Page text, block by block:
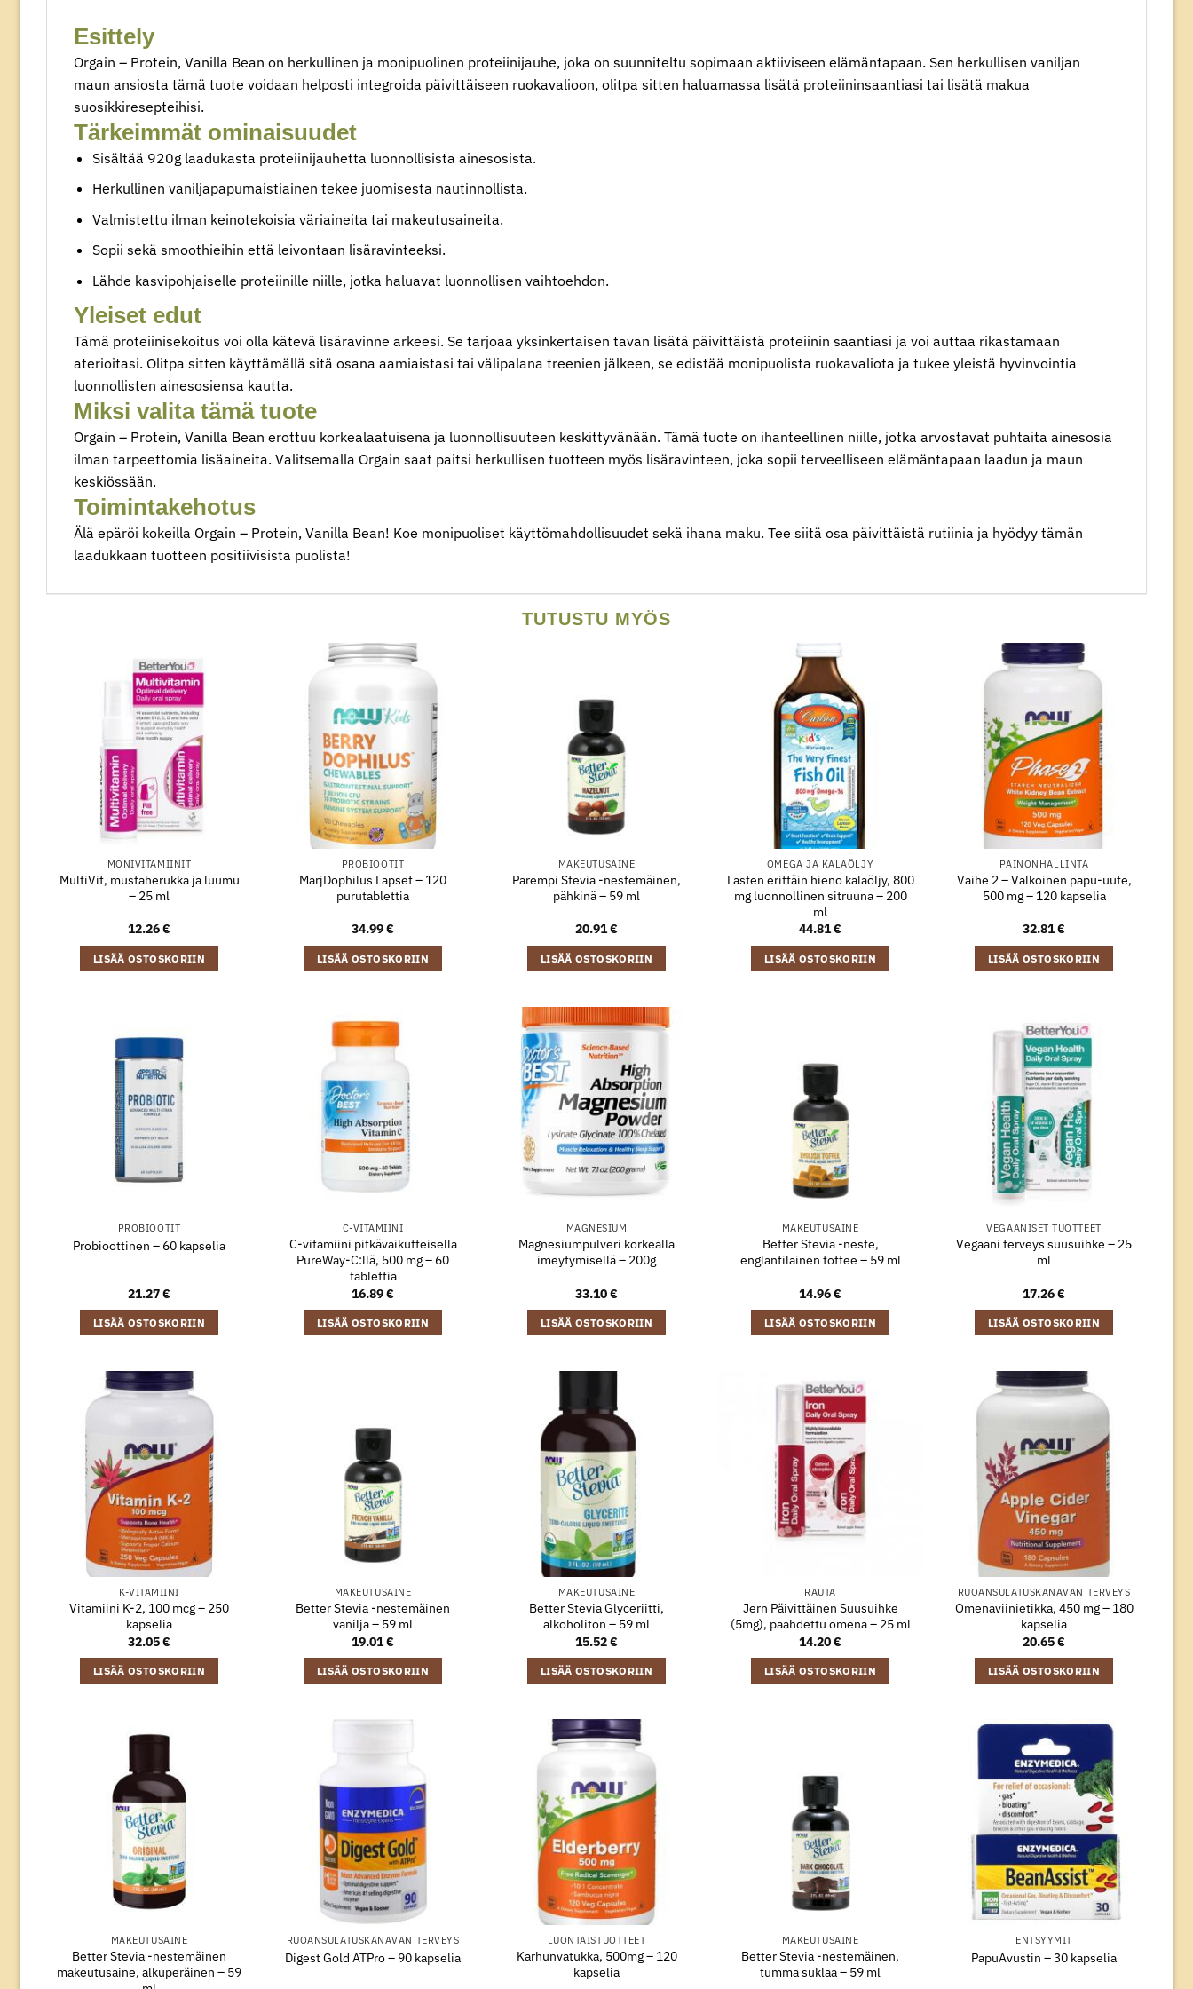
Esittely
Orgain – Protein, Vanilla Bean on herkullinen ja monipuolinen proteiinijauhe, joka on suunniteltu sopimaan aktiiviseen elämäntapaan. Sen herkullisen vaniljan
maun ansiosta tämä tuote voidaan helposti integroida päivittäiseen ruokavalioon, olitpa sitten haluamassa lisätä proteiininsaantiasi tai lisätä makua
suosikkiresepteihisi.
Tärkeimmät ominaisuudet
Sisältää 920g laadukasta proteiinijauhetta luonnollisista ainesosista.
Herkullinen vaniljapapumaistiainen tekee juomisesta nautinnollista.
Valmistettu ilman keinotekoisia väriaineita tai makeutusaineita.
Sopii sekä smoothieihin että leivontaan lisäravinteeksi.
Lähde kasvipohjaiselle proteiinille niille, jotka haluavat luonnollisen vaihtoehdon.
Yleiset edut
Tämä proteiinisekoitus voi olla kätevä lisäravinne arkeesi. Se tarjoaa yksinkertaisen tavan lisätä päivittäistä proteiinin saantiasi ja voi auttaa rikastamaan
aterioitasi. Olitpa sitten käyttämällä sitä osana aamiaistasi tai välipalana treenien jälkeen, se edistää monipuolista ruokavaliota ja tukee yleistä hyvinvointia
luonnollisten ainesosiensa kautta.
Miksi valita tämä tuote
Orgain – Protein, Vanilla Bean erottuu korkealaatuisena ja luonnollisuuteen keskittyvänään. Tämä tuote on ihanteellinen niille, jotka arvostavat puhtaita ainesosia
ilman tarpeettomia lisäaineita. Valitsemalla Orgain saat paitsi herkullisen tuotteen myös lisäravinteen, joka sopii terveelliseen elämäntapaan laadun ja maun
keskiössään.
Toimintakehotus
Älä epäröi kokeilla Orgain – Protein, Vanilla Bean! Koe monipuoliset käyttömahdollisuudet sekä ihana maku. Tee siitä osa päivittäistä rutiinia ja hyödyy tämän
laadukkaan tuotteen positiivisista puolista!
TUTUSTU MYÖS
MONIVITAMIINIT
MultiVit, mustaherukka ja luumu
– 25 ml
12.26€
LISÄÄ OSTOSKORIIN
PROBIOOTIT
MarjDophilus Lapset – 120
purutablettia
34.99€
LISÄÄ OSTOSKORIIN
MAKEUTUSAINE
Parempi Stevia -nestemäinen,
pähkinä – 59 ml
20.91€
LISÄÄ OSTOSKORIIN
OMEGA JA KALAÖLJY
Lasten erittäin hieno kalaöljy, 800
mg luonnollinen sitruuna – 200
ml
44.81€
LISÄÄ OSTOSKORIIN
PAINONHALLINTA
Vaihe 2 – Valkoinen papu-uute,
500 mg – 120 kapselia
32.81€
LISÄÄ OSTOSKORIIN
PROBIOOTIT
Probioottinen – 60 kapselia
21.27€
LISÄÄ OSTOSKORIIN
C-VITAMIINI
C-vitamiini pitkävaikutteisella
PureWay-C:llä, 500 mg – 60
tablettia
16.89€
LISÄÄ OSTOSKORIIN
MAGNESIUM
Magnesiumpulveri korkealla
imeytymisellä – 200g
33.10€
LISÄÄ OSTOSKORIIN
MAKEUTUSAINE
Better Stevia -neste,
englantilainen toffee – 59 ml
14.96€
LISÄÄ OSTOSKORIIN
VEGAANISET TUOTTEET
Vegaani terveys suusuihke – 25
ml
17.26€
LISÄÄ OSTOSKORIIN
K-VITAMIINI
Vitamiini K-2, 100 mcg – 250
kapselia
32.05€
LISÄÄ OSTOSKORIIN
MAKEUTUSAINE
Better Stevia -nestemäinen
vanilja – 59 ml
19.01€
LISÄÄ OSTOSKORIIN
MAKEUTUSAINE
Better Stevia Glyceriitti,
alkoholiton – 59 ml
15.52€
LISÄÄ OSTOSKORIIN
RAUTA
Jern Päivittäinen Suusuihke
(5mg), paahdettu omena – 25 ml
14.20€
LISÄÄ OSTOSKORIIN
RUOANSULATUSKANAVAN TERVEYS
Omenaviinietikka, 450 mg – 180
kapselia
20.65€
LISÄÄ OSTOSKORIIN
MAKEUTUSAINE
Better Stevia -nestemäinen
makeutusaine, alkuperäinen – 59
RUOANSULATUSKANAVAN TERVEYS
Digest Gold ATPro – 90 kapselia
LUONTAISTUOTTEET
Karhunvatukka, 500mg – 120
kapselia
MAKEUTUSAINE
Better Stevia -nestemäinen,
tumma suklaa – 59 ml
ENTSYYMIT
PapuAvustin – 30 kapselia